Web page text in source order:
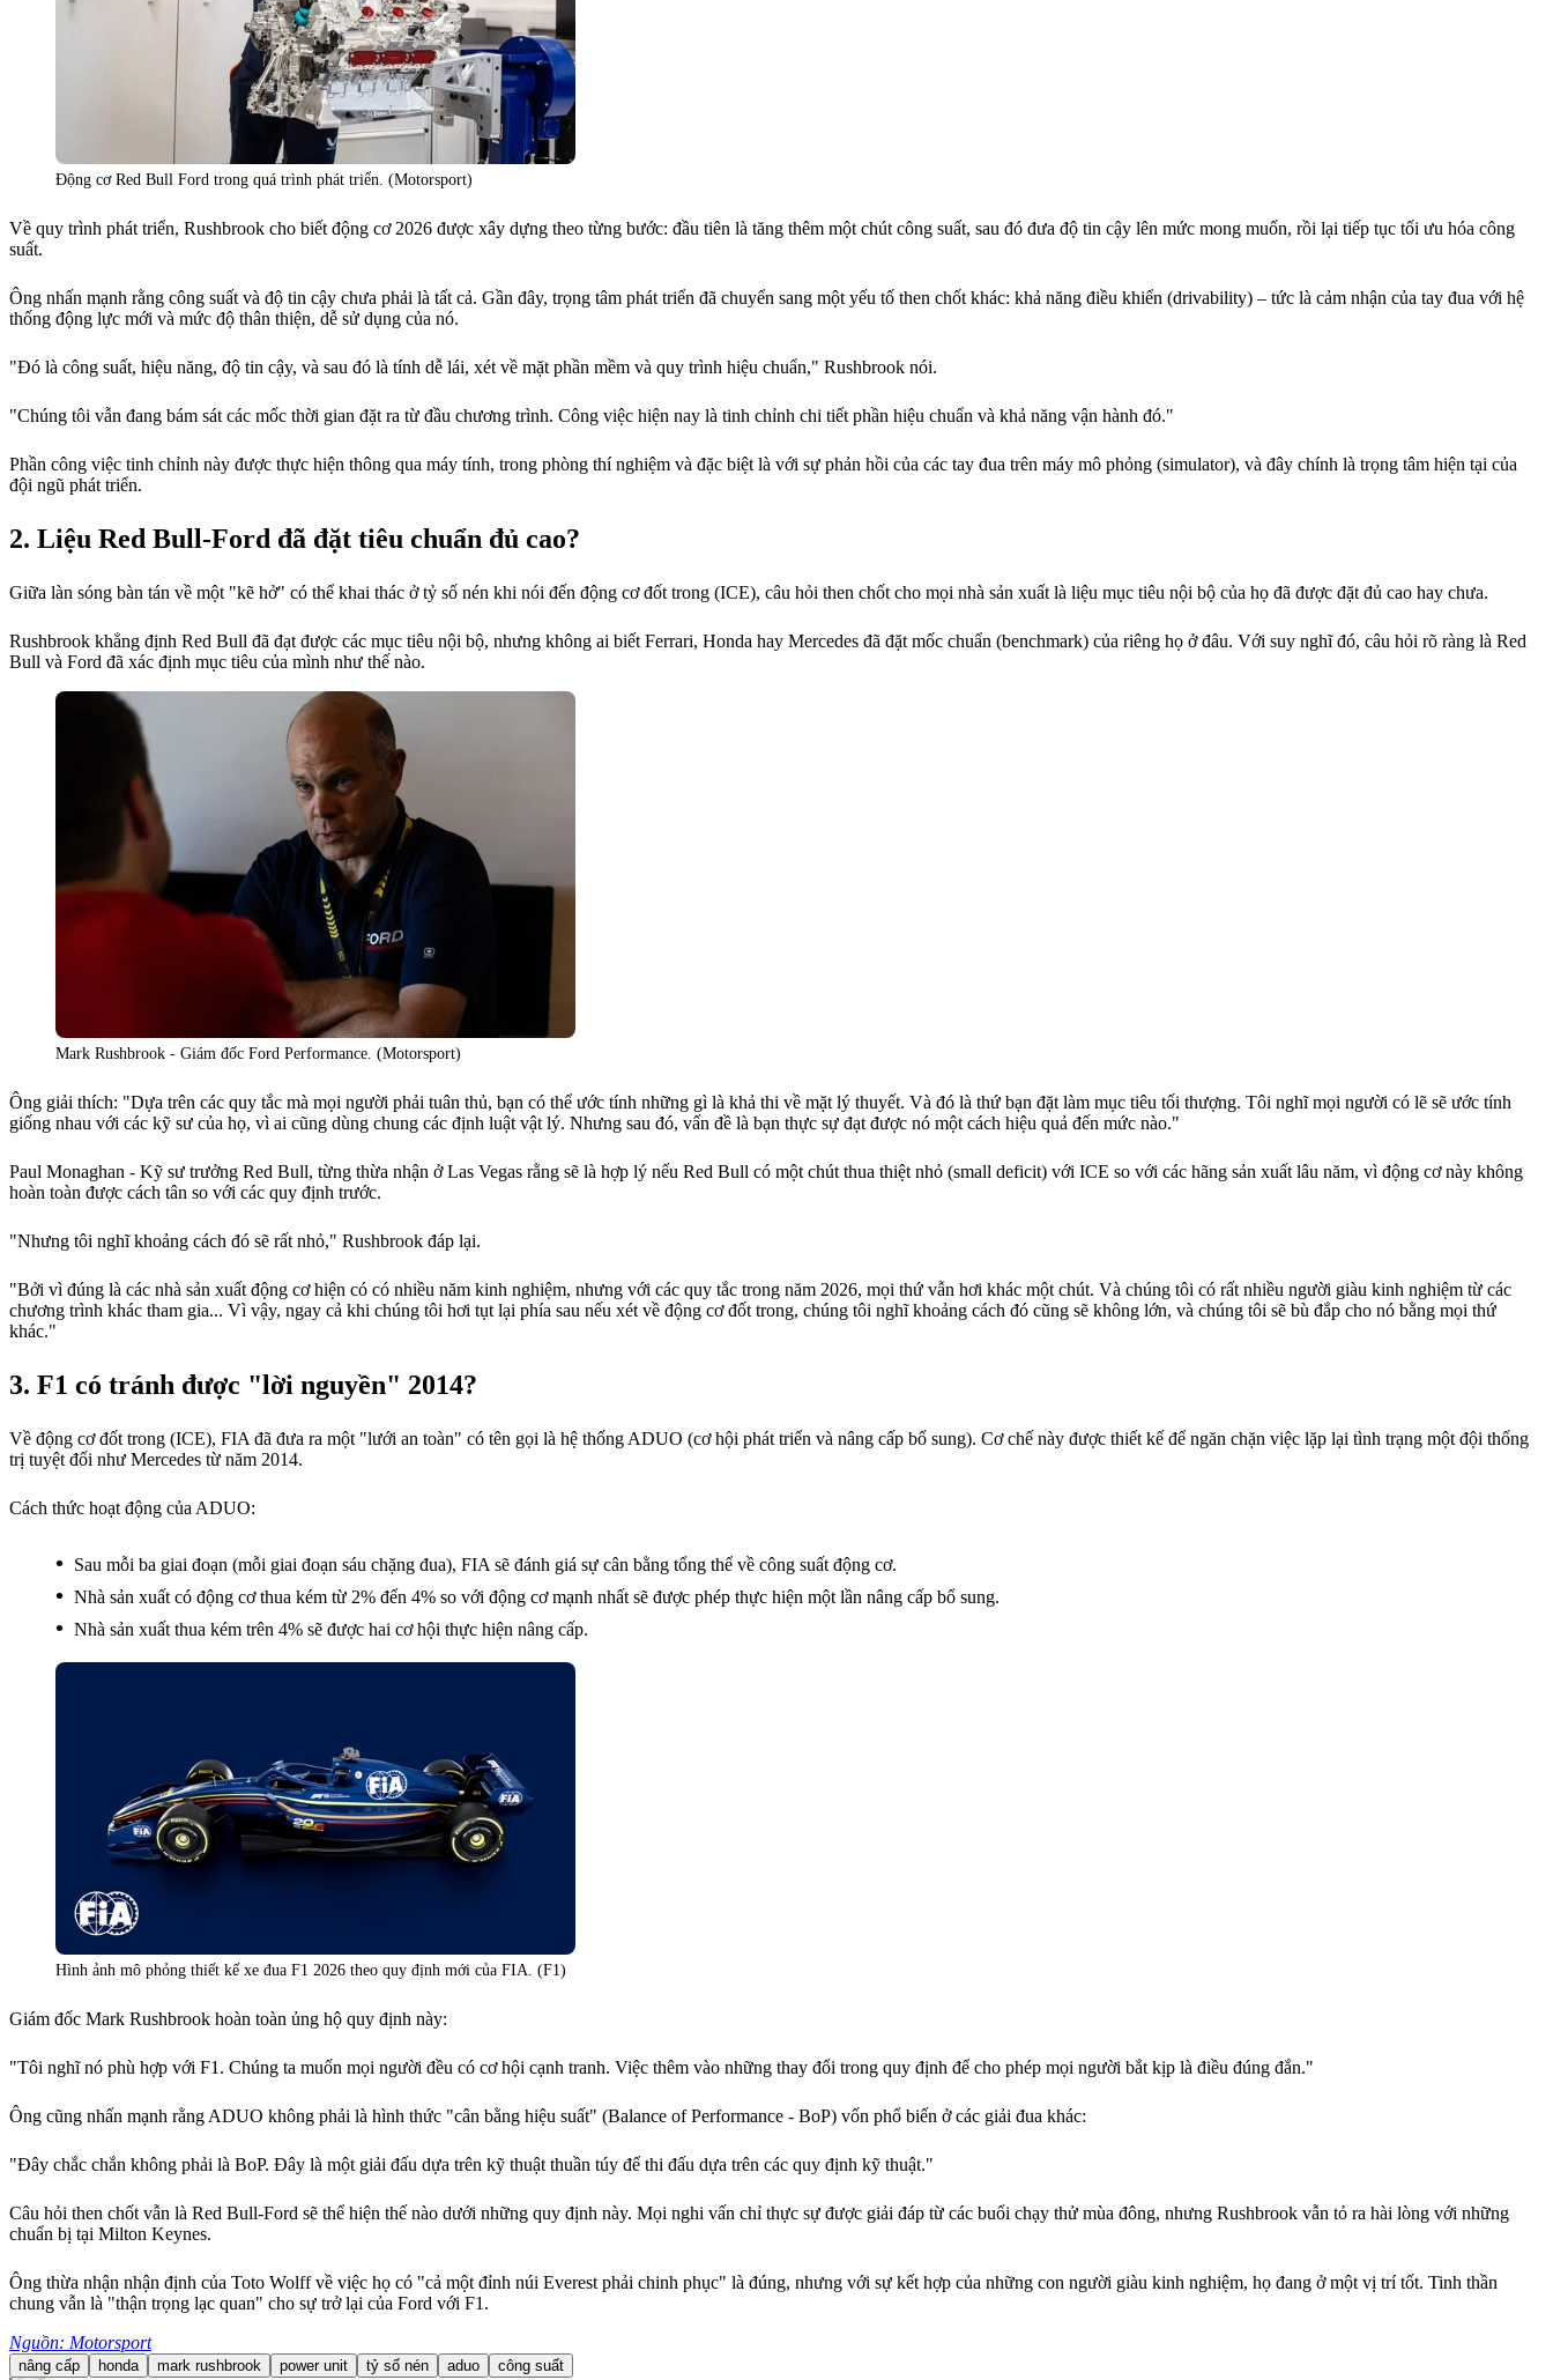
Động cơ Red Bull Ford trong quá trình phát triển. (Motorsport)
Về quy trình phát triển, Rushbrook cho biết động cơ 2026 được xây dựng theo từng bước: đầu tiên là tăng thêm một chút công suất, sau đó đưa độ tin cậy lên mức mong muốn, rồi lại tiếp tục tối ưu hóa công
suất.
Ông nhấn mạnh rằng công suất và độ tin cậy chưa phải là tất cả. Gần đây, trọng tâm phát triển đã chuyển sang một yếu tố then chốt khác: khả năng điều khiển (drivability) – tức là cảm nhận của tay đua với hệ
thống động lực mới và mức độ thân thiện, dễ sử dụng của nó.
"Đó là công suất, hiệu năng, độ tin cậy, và sau đó là tính dễ lái, xét về mặt phần mềm và quy trình hiệu chuẩn," Rushbrook nói.
"Chúng tôi vẫn đang bám sát các mốc thời gian đặt ra từ đầu chương trình. Công việc hiện nay là tinh chỉnh chi tiết phần hiệu chuẩn và khả năng vận hành đó."
Phần công việc tinh chỉnh này được thực hiện thông qua máy tính, trong phòng thí nghiệm và đặc biệt là với sự phản hồi của các tay đua trên máy mô phỏng (simulator), và đây chính là trọng tâm hiện tại của
đội ngũ phát triển.
Liệu Red Bull-Ford đã đặt tiêu chuẩn đủ cao?
Giữa làn sóng bàn tán về một "kẽ hở" có thể khai thác ở tỷ số nén khi nói đến động cơ đốt trong (ICE), câu hỏi then chốt cho mọi nhà sản xuất là liệu mục tiêu nội bộ của họ đã được đặt đủ cao hay chưa.
Rushbrook khẳng định Red Bull đã đạt được các mục tiêu nội bộ, nhưng không ai biết Ferrari, Honda hay Mercedes đã đặt mốc chuẩn (benchmark) của riêng họ ở đâu. Với suy nghĩ đó, câu hỏi rõ ràng là Red
Bull và Ford đã xác định mục tiêu của mình như thế nào.
Mark Rushbrook - Giám đốc Ford Performance. (Motorsport)
Ông giải thích: "Dựa trên các quy tắc mà mọi người phải tuân thủ, bạn có thể ước tính những gì là khả thi về mặt lý thuyết. Và đó là thứ bạn đặt làm mục tiêu tối thượng. Tôi nghĩ mọi người có lẽ sẽ ước tính
giống nhau với các kỹ sư của họ, vì ai cũng dùng chung các định luật vật lý. Nhưng sau đó, vấn đề là bạn thực sự đạt được nó một cách hiệu quả đến mức nào."
Paul Monaghan - Kỹ sư trưởng Red Bull, từng thừa nhận ở Las Vegas rằng sẽ là hợp lý nếu Red Bull có một chút thua thiệt nhỏ (small deficit) với ICE so với các hãng sản xuất lâu năm, vì động cơ này không
hoàn toàn được cách tân so với các quy định trước.
"Nhưng tôi nghĩ khoảng cách đó sẽ rất nhỏ," Rushbrook đáp lại.
"Bởi vì đúng là các nhà sản xuất động cơ hiện có có nhiều năm kinh nghiệm, nhưng với các quy tắc trong năm 2026, mọi thứ vẫn hơi khác một chút. Và chúng tôi có rất nhiều người giàu kinh nghiệm từ các
chương trình khác tham gia... Vì vậy, ngay cả khi chúng tôi hơi tụt lại phía sau nếu xét về động cơ đốt trong, chúng tôi nghĩ khoảng cách đó cũng sẽ không lớn, và chúng tôi sẽ bù đắp cho nó bằng mọi thứ
khác."
F1 có tránh được "lời nguyền" 2014?
Về động cơ đốt trong (ICE), FIA đã đưa ra một "lưới an toàn" có tên gọi là hệ thống ADUO (cơ hội phát triển và nâng cấp bổ sung). Cơ chế này được thiết kế để ngăn chặn việc lặp lại tình trạng một đội thống
trị tuyệt đối như Mercedes từ năm 2014.
Cách thức hoạt động của ADUO:
Sau mỗi ba giai đoạn (mỗi giai đoạn sáu chặng đua), FIA sẽ đánh giá sự cân bằng tổng thể về công suất động cơ.
Nhà sản xuất có động cơ thua kém từ 2% đến 4% so với động cơ mạnh nhất sẽ được phép thực hiện một lần nâng cấp bổ sung.
Nhà sản xuất thua kém trên 4% sẽ được hai cơ hội thực hiện nâng cấp.
Hình ảnh mô phỏng thiết kế xe đua F1 2026 theo quy định mới của FIA. (F1)
Giám đốc Mark Rushbrook hoàn toàn ủng hộ quy định này:
"Tôi nghĩ nó phù hợp với F1. Chúng ta muốn mọi người đều có cơ hội cạnh tranh. Việc thêm vào những thay đổi trong quy định để cho phép mọi người bắt kịp là điều đúng đắn."
Ông cũng nhấn mạnh rằng ADUO không phải là hình thức "cân bằng hiệu suất" (Balance of Performance - BoP) vốn phổ biến ở các giải đua khác:
"Đây chắc chắn không phải là BoP. Đây là một giải đấu dựa trên kỹ thuật thuần túy để thi đấu dựa trên các quy định kỹ thuật."
Câu hỏi then chốt vẫn là Red Bull-Ford sẽ thể hiện thế nào dưới những quy định này. Mọi nghi vấn chỉ thực sự được giải đáp từ các buổi chạy thử mùa đông, nhưng Rushbrook vẫn tỏ ra hài lòng với những
chuẩn bị tại Milton Keynes.
Ông thừa nhận nhận định của Toto Wolff về việc họ có "cả một đỉnh núi Everest phải chinh phục" là đúng, nhưng với sự kết hợp của những con người giàu kinh nghiệm, họ đang ở một vị trí tốt. Tinh thần
chung vẫn là "thận trọng lạc quan" cho sự trở lại của Ford với F1.
Nguồn: Motorsport
nâng cấp honda mark rushbrook power unit tỷ số nén aduo công suất